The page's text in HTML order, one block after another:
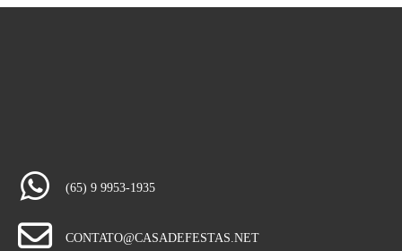
(65) 9 9953-1935
CONTATO@CASADEFESTAS.NET